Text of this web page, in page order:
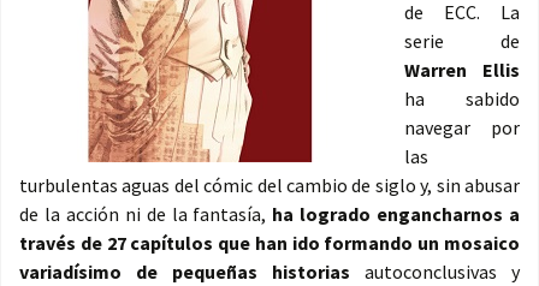
de ECC. La
serie de
Warren Ellis
ha sabido
navegar por
las
turbulentas aguas del cómic del cambio de siglo y, sin abusar
de la acción ni de la fantasía, ha logrado engancharnos a
través de 27 capítulos que han ido formando un mosaico
variadísimo de pequeñas historias autoconclusivas y